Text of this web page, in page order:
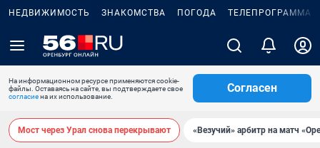
НЕДВИЖИМОСТЬ ЗНАКОМСТВА ПОГОДА ТЕЛЕПРОГРАММА
На информационном ресурсе применяются cookie-
файлы. Оставаясь на сайте, вы подтверждаете свое
согласиена их использование.
Согласен
Мост через Урал снова перекрывают «Везучий» арбитр на матч